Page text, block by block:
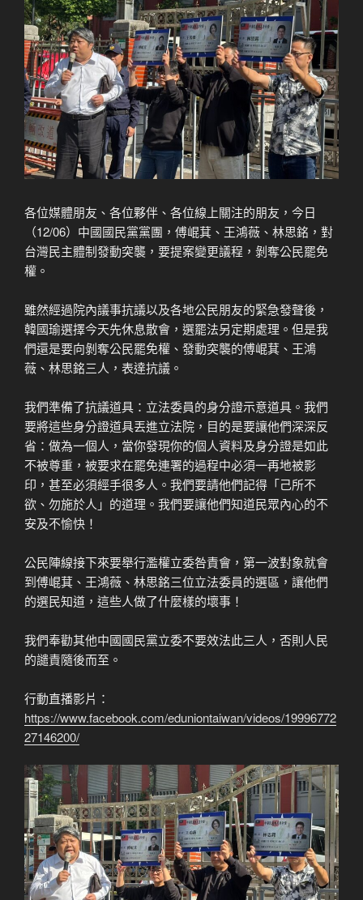
各位媒體朋友、各位夥伴、各位線上關注的朋友，今日
（12/06）中國國民黨黨團，傅崐萁、王鴻薇、林思銘，對
台灣民主體制發動突襲，要提案變更議程，剝奪公民罷免
權。
雖然經過院內議事抗議以及各地公民朋友的緊急發聲後，
韓國瑜選擇今天先休息散會，選罷法另定期處理。但是我
們還是要向剝奪公民罷免權、發動突襲的傅崐萁、王鴻
薇、林思銘三人，表達抗議。
我們準備了抗議道具：立法委員的身分證示意道具。我們
要將這些身分證道具丟進立法院，目的是要讓他們深深反
省：做為一個人，當你發現你的個人資料及身分證是如此
不被尊重，被要求在罷免連署的過程中必須一再地被影
印，甚至必須經手很多人。我們要請他們記得「己所不
欲、勿施於人」的道理。我們要讓他們知道民眾內心的不
安及不愉快！
公民陣線接下來要舉行濫權立委咎責會，第一波對象就會
到傅崐萁、王鴻薇、林思銘三位立法委員的選區，讓他們
的選民知道，這些人做了什麼樣的壞事！
我們奉勸其他中國國民黨立委不要效法此三人，否則人民
的譴責隨後而至。
行動直播影片：
https://www.facebook.com/eduniontaiwan/videos/19996772
27146200/